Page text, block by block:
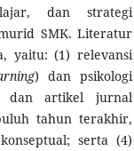
dan strategi
SMK. Literatur
yaitu: (1) relevansi
) dan psikologi
dan artikel jurnal
tahun terakhir,
serta (4)